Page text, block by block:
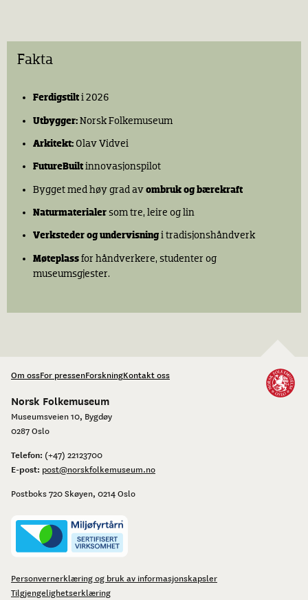
Fakta
Ferdigstilti 2026
Utbygger: Norsk Folkemuseum
Arkitekt:Olav Vidvei
FutureBuiltinnovasjonspilot
Bygget med høy grad av ombruk og bærekraft
Naturmaterialersom tre, leire og lin
Verksteder og undervisningi tradisjonshåndverk
Møteplassfor håndverkere, studenter og
museumsgjester.
Om ossFor pressenForskningKontakt oss
Norsk Folkemuseum
Museumsveien 10, Bygdøy
0287 Oslo
Telefon: (+47) 22123700
E-post: post@norskfolkemuseum.no
Postboks 720 Skøyen, 0214 Oslo
Personvernerklæring og bruk av informasjonskapsler
Tilgjengelighetserklæring